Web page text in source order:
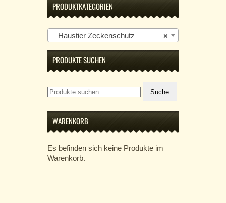
PRODUKTKATEGORIEN
×
Haustier Zeckenschutz
PRODUKTE SUCHEN
Suche
nach:
Suche
WARENKORB
Es befinden sich keine Produkte im
Warenkorb.